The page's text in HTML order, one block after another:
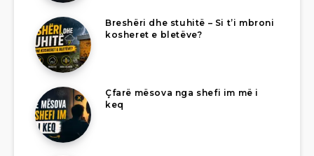
Breshëri dhe stuhitë – Si t’i mbroni
kosheret e bletëve?
Çfarë mësova nga shefi im më i
keq